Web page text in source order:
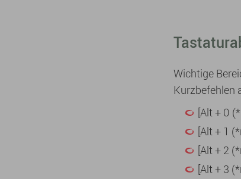
Wichtige
Kurzbefehlen
[Alt + 0
[Alt + 1
[Alt + 2
[Alt + 3